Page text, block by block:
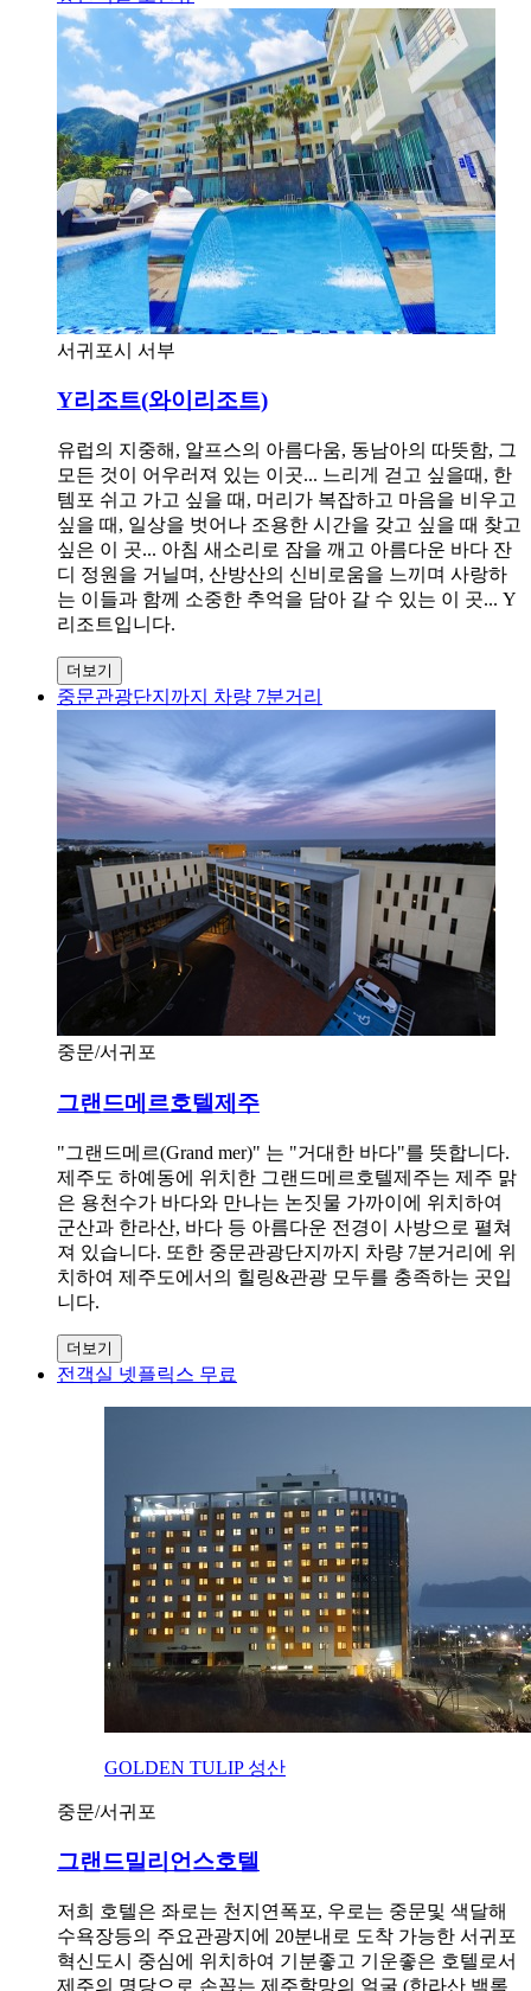
서귀포시 서부
Y리조트(와이리조트)
유럽의 지중해, 알프스의 아름다움, 동남아의 따뜻함, 그
모든 것이 어우러져 있는 이곳... 느리게 걷고 싶을때, 한
템포 쉬고 가고 싶을 때, 머리가 복잡하고 마음을 비우고
싶을 때, 일상을 벗어나 조용한 시간을 갖고 싶을 때 찾고
싶은 이 곳... 아침 새소리로 잠을 깨고 아름다운 바다 잔
디 정원을 거닐며, 산방산의 신비로움을 느끼며 사랑하
는 이들과 함께 소중한 추억을 담아 갈 수 있는 이 곳... Y
리조트입니다.
더보기
중문관광단지까지 차량 7분거리
중문/서귀포
그랜드메르호텔제주
"그랜드메르(Grand mer)" 는 "거대한 바다"를 뜻합니다.
제주도 하예동에 위치한 그랜드메르호텔제주는 제주 맑
은 용천수가 바다와 만나는 논짓물 가까이에 위치하여
군산과 한라산, 바다 등 아름다운 전경이 사방으로 펼쳐
져 있습니다. 또한 중문관광단지까지 차량 7분거리에 위
치하여 제주도에서의 힐링&관광 모두를 충족하는 곳입
니다.
더보기
전객실 넷플릭스 무료
GOLDEN TULIP 성산
중문/서귀포
그랜드밀리언스호텔
저희 호텔은 좌로는 천지연폭포, 우로는 중문및 색달해
수욕장등의 주요관광지에 20분내로 도착 가능한 서귀포
혁신도시 중심에 위치하여 기분좋고 기운좋은 호텔로서
제주의 명당으로 손꼽는 제주할망의 얼굴 (한라산 백록